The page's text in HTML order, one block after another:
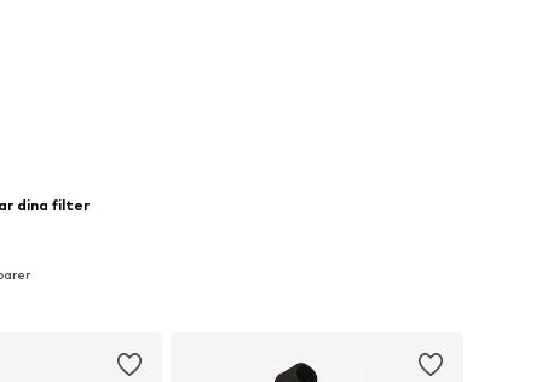
dina filter